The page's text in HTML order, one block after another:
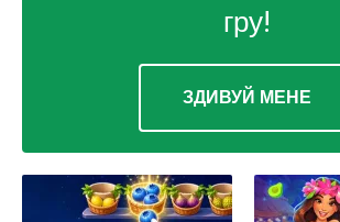
гру!
ЗДИВУЙ МЕНЕ